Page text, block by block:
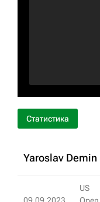
Статистика
Yaroslav Demin
US